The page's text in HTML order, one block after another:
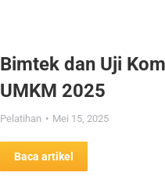
Bimtek dan Uji
UMKM 2025
Pelatihan Mei 15, 2025
Baca artikel